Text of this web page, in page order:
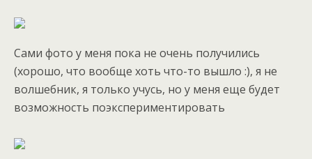
Сами фото у меня пока не очень получились
(хорошо, что вообще хоть что-то вышло :), я не
волшебник, я только учусь, но у меня еще будет
возможность поэкспериментировать